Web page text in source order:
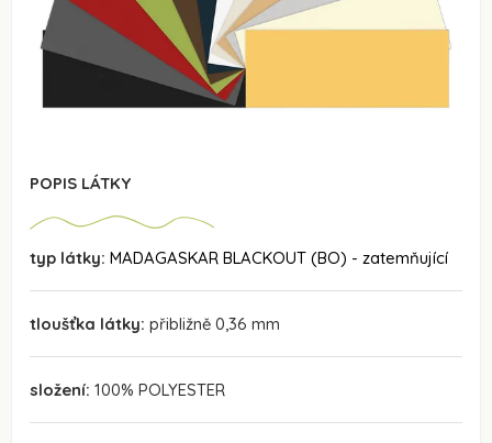
POPIS LÁTKY
typ látky: MADAGASKAR BLACKOUT (BO) - zatemňující
tloušťka látky: přibližně 0,36 mm
složení: 100% POLYESTER